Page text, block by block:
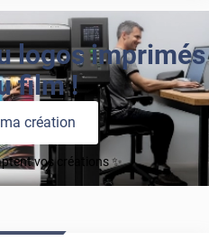
logos imprimés
film !
création
vos créations ✨